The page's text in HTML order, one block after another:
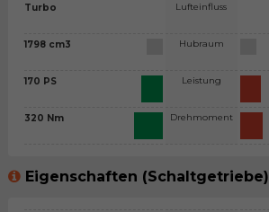
Turbo
1798 cm3
170 PS
320 Nm
Lufteinfluss
Hubraum
Leistung
Drehmoment
Eigenschaften (Schaltgetriebe)